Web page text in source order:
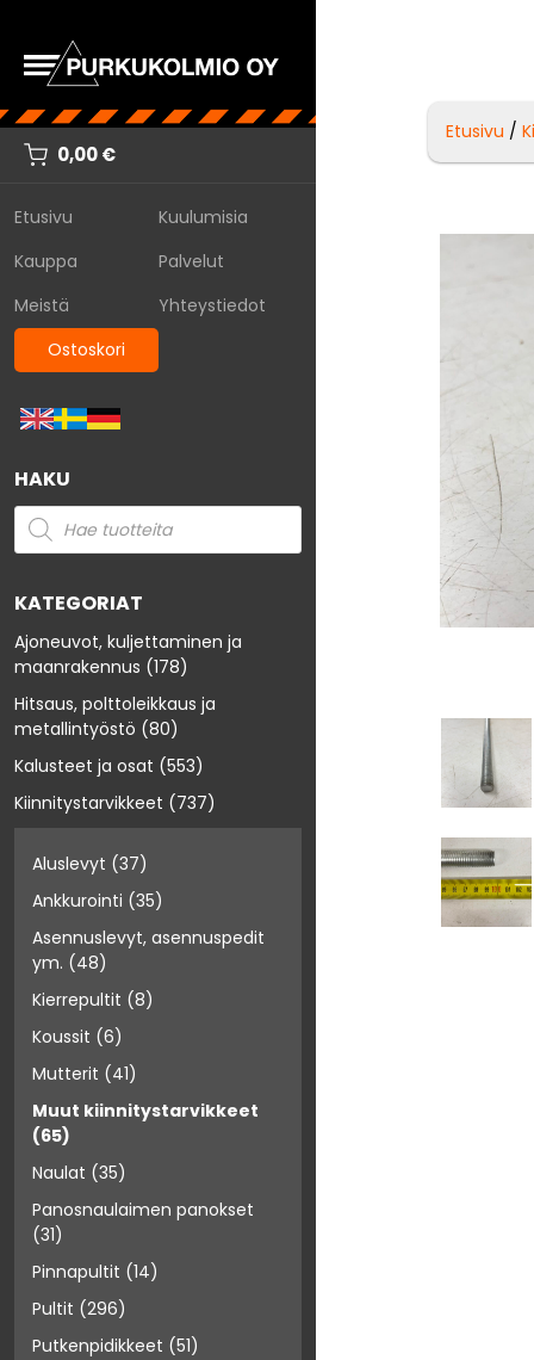
0,00€
Etusivu
Kuulumisia
Kauppa
Palvelut
Meistä
Yhteystiedot
Ostoskori
HAKU
KATEGORIAT
Ajoneuvot, kuljettaminen ja
maanrakennus (178)
Hitsaus, polttoleikkaus ja
metallintyöstö (80)
Kalusteet ja osat (553)
Kiinnitystarvikkeet (737)
Aluslevyt (37)
Ankkurointi (35)
Asennuslevyt, asennuspedit
ym. (48)
Kierrepultit (8)
Koussit (6)
Mutterit (41)
Muut kiinnitystarvikkeet
(65)
Naulat (35)
Panosnaulaimen panokset
(31)
Pinnapultit (14)
Pultit (296)
Putkenpidikkeet (51)
Etusivu /